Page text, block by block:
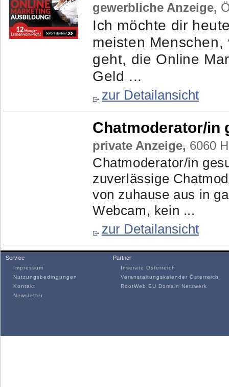
gewerbliche Anzeige,
Ich möchte dir
meisten
geht, die Online
Geld ...
zur Detailansicht
Chatmoderator/in
private Anzeige, 6060
Chatmoderator/in
zuverlässige
von zuhause aus in
Webcam, kein ...
zur Detailansicht
Service
Impressum
Nutzungsbedingungen
Kontakt
Newsletter
Partner
Inserate Österreich
Veranstaltungskalender Österreich
RootWeb.EU Domain Netzwerk